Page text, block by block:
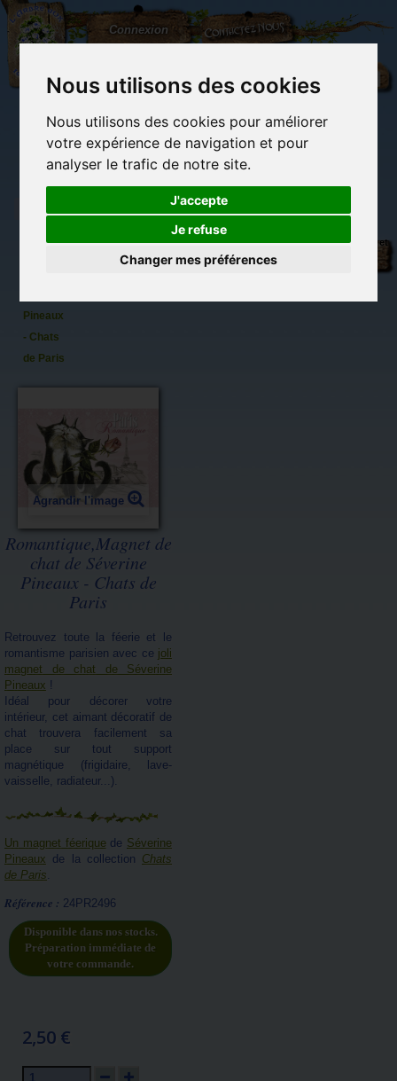
Nous utilisons des cookies
Nous utilisons des cookies pour améliorer
votre expérience de navigation et pour
analyser le trafic de notre site.
J'accepte
Je refuse
Changer mes préférences
L'Arbre
aux
100.000
Connexion Contactez-nous
(vide)
Librairie des
Carterie
originale
Activités
détente et jeux
Objets déco et
Pineaux
- Chats
de Paris
Agrandir l'image
Romantique,Magnet de
chat de Séverine
Pineaux - Chats de
Paris
Retrouvez toute la féerie et le
romantisme parisien avec ce joli
magnet de chat de Séverine
Pineaux !
Idéal pour décorer votre
intérieur, cet aimant décoratif de
chat trouvera facilement sa
place sur tout support
magnétique (frigidaire, lave-
vaisselle, radiateur...).
Un magnet féeriquede Séverine
Pineaux de la collection Chats
de Paris.
Référence : 24PR2496
Disponible dans nos stocks.
Préparation immédiate de
votre commande.
2,50 €